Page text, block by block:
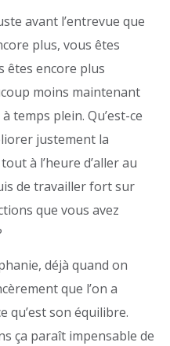
avant l’entrevue que
plus, vous êtes
êtes encore plus
moins maintenant
temps plein. Qu’est-ce
justement la
à l’heure d’aller au
de travailler fort sur
que vous avez
déjà quand on
que l’on a
qu’est son équilibre.
ça paraît impensable de